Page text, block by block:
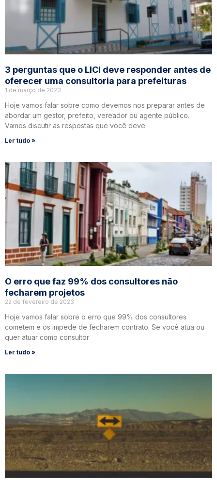
3 perguntas que o LICI deve responder antes de
oferecer uma consultoria para prefeituras
1 de março de 2023
Hoje vamos falar sobre como devemos nos preparar antes de
abordar um gestor, prefeito, vereador ou agente público.
Vamos discutir as respostas que você deve
Ler tudo »
O erro que faz 99% dos consultores não
fecharem projetos
22 de fevereiro de 2023
Hoje vamos falar sobre o erro que 99% dos consultores
cometem e os impede de fecharem contrato. Se você atua ou
quer atuar como consultor
Ler tudo »